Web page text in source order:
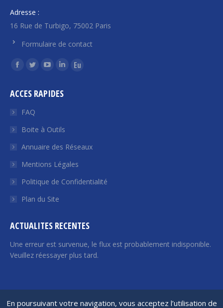
En poursuivant votre navigation, vous acceptez l’utilisation de
Adresse :
16 Rue de Turbigo, 75002 Paris
Formulaire de contact
Trouvez nous sur :
La
Facebook
s'ouvre
une
nouvelle
fenêtre
La
Twitter
s'ouvre
une
nouvelle
fenêtre
La
YouTube
une
nouvelle
fenêtre
La
LinkedIn
une
nouvelle
fenêtre
La
nouvelle
fenêtre
ACCES RAPIDES
FAQ
Boite à Outils
Annuaire des Réseaux
Mentions Légales
Politique de Confidentialité
Plan du Site
ACTUALITES RECENTES
Une erreur est survenue, le flux est probablement indisponible.
Veuillez réessayer plus tard.